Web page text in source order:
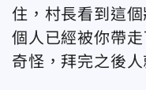
住，村長看到這
個人已經被你帶
奇怪，拜完之後